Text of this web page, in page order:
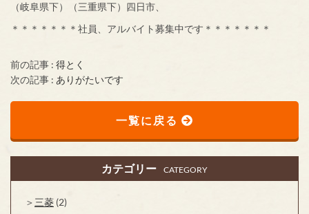
（岐阜県下）（三重県下）四日市、
＊＊＊＊＊＊＊社員、アルバイト募集中です＊＊＊＊＊＊＊
前の記事 : 得とく
次の記事 : ありがたいです
一覧に戻る
カテゴリー CATEGORY
三菱 (2)